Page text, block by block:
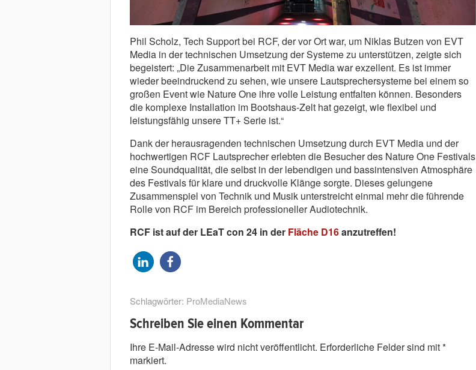
Phil Scholz, Tech Support bei RCF, der vor Ort war, um Niklas Butzen von EVT
Media in der technischen Umsetzung der Systeme zu unterstützen, zeigte sich
begeistert: „Die Zusammenarbeit mit EVT Media war exzellent. Es ist immer
wieder beeindruckend zu sehen, wie unsere Lautsprechersysteme bei einem so
großen Event wie Nature One ihre volle Leistung entfalten können. Besonders
die komplexe Installation im Bootshaus-Zelt hat gezeigt, wie flexibel und
leistungsfähig unsere TT+ Serie ist.“
Dank der herausragenden technischen Umsetzung durch EVT Media und der
hochwertigen RCF Lautsprecher erlebten die Besucher des Nature One Festivals
eine Soundqualität, die selbst in der lebendigen und bassintensiven Atmosphäre
des Festivals für klare und druckvolle Klänge sorgte. Dieses gelungene
Zusammenspiel von Technik und Musik unterstreicht einmal mehr die führende
Rolle von RCF im Bereich professioneller Audiotechnik.
RCF ist auf der LEaT con 24 in der Fläche D16anzutreffen!
Schlagwörter: ProMediaNews
Schreiben Sie einen Kommentar
Ihre E-Mail-Adresse wird nicht veröffentlicht. Erforderliche Felder sind mit*
markiert.